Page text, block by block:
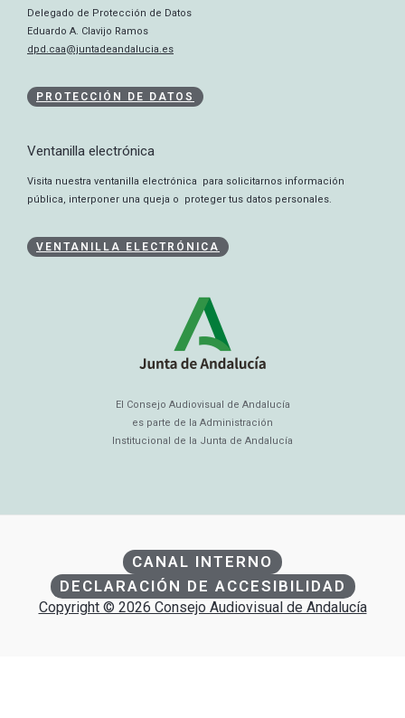
Delegado de Protección de Datos
Eduardo A. Clavijo Ramos
dpd.caa@juntadeandalucia.es
PROTECCIÓN DE DATOS
Ventanilla electrónica
Visita nuestra ventanilla electrónica para solicitarnos información
pública, interponer una queja o proteger tus datos personales.
VENTANILLA ELECTRÓNICA
El Consejo Audiovisual de Andalucía
es parte de la Administración
Institucional de la Junta de Andalucía
CANAL INTERNO
DECLARACIÓN DE ACCESIBILIDAD
Copyright © 2026 Consejo Audiovisual de Andalucía